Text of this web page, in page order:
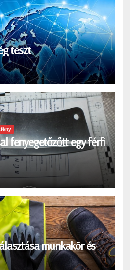
teszt
fenyegetőzőtt egy férfi
munkakör és